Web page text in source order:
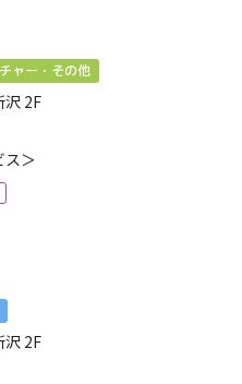
ャー・その他
沢 2F
ス＞
沢 2F